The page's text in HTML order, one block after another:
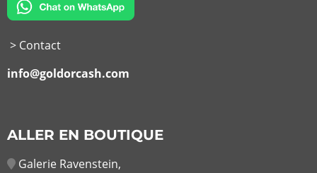
> Contact
info@goldorcash.com
ALLER EN BOUTIQUE
Galerie Ravenstein,